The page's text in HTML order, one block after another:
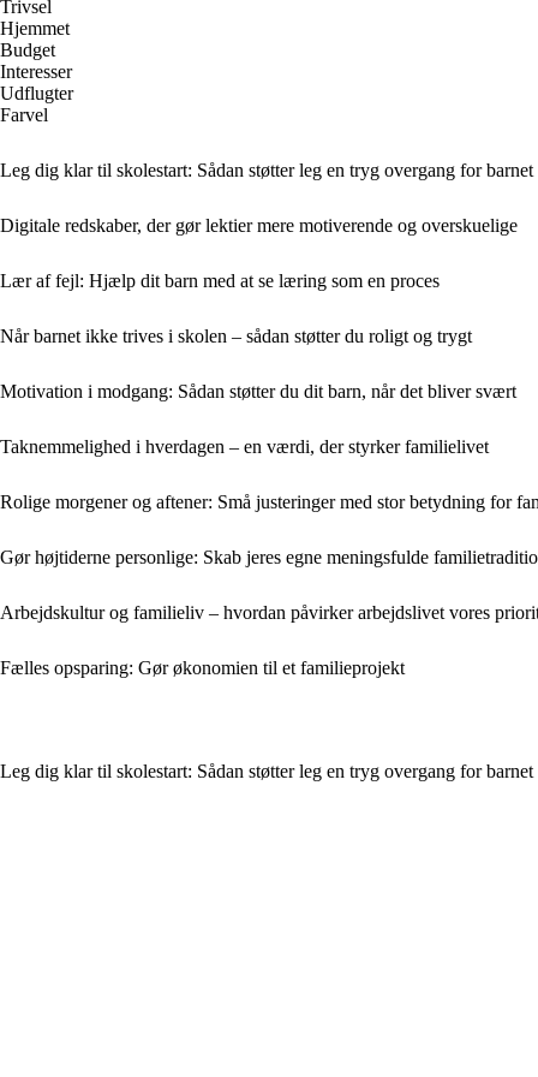
Trivsel
Hjemmet
Budget
Interesser
Udflugter
Farvel
Leg dig klar til skolestart: Sådan støtter leg en tryg overgang for barnet
Digitale redskaber, der gør lektier mere motiverende og overskuelige
Lær af fejl: Hjælp dit barn med at se læring som en proces
Når barnet ikke trives i skolen – sådan støtter du roligt og trygt
Motivation i modgang: Sådan støtter du dit barn, når det bliver svært
Taknemmelighed i hverdagen – en værdi, der styrker familielivet
Rolige morgener og aftener: Små justeringer med stor betydning for
Gør højtiderne personlige: Skab jeres egne meningsfulde
Arbejdskultur og familieliv – hvordan påvirker arbejdslivet vores
Fælles opsparing: Gør økonomien til et familieprojekt
Leg dig klar til skolestart: Sådan støtter leg en tryg overgang for barnet